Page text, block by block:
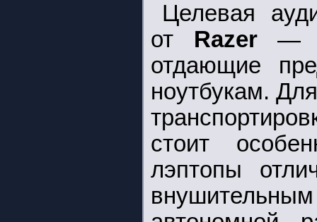
Целевая
от Razer—
отдающие
ноутбукам.
стоит
лэптопы